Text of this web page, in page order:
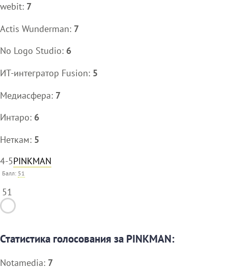
webit: 7
Actis Wunderman: 7
No Logo Studio: 6
ИТ-интегратор Fusion: 5
Медиасфера: 7
Интаро: 6
Неткам: 5
4-5PINKMAN
Балл: 51
51
Статистика голосования за PINKMAN:
Notamedia: 7